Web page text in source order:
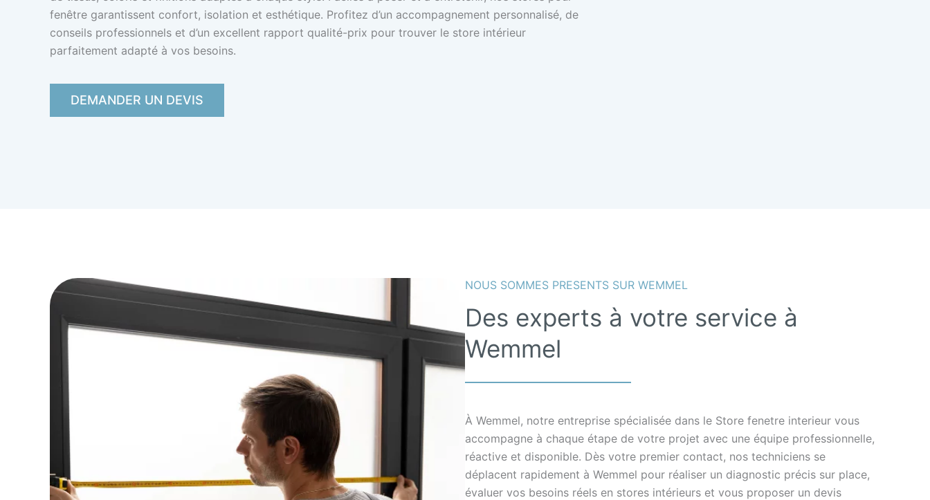
fenêtre garantissent confort, isolation et esthétique. Profitez d’un accompagnement personnalisé, de
conseils professionnels et d’un excellent rapport qualité-prix pour trouver le store intérieur
parfaitement adapté à vos besoins.
DEMANDER UN DEVIS
NOUS SOMMES PRESENTS SUR WEMMEL
Des experts à votre service à
Wemmel
À Wemmel, notre entreprise spécialisée dans le Store fenetre interieur vous
accompagne à chaque étape de votre projet avec une équipe professionnelle,
réactive et disponible. Dès votre premier contact, nos techniciens se
déplacent rapidement à Wemmel pour réaliser un diagnostic précis sur place,
évaluer vos besoins réels en stores intérieurs et vous proposer un devis